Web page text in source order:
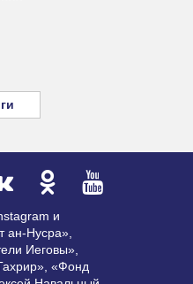
и
ан-Нусра»,
Иеговы»,
«Фонд